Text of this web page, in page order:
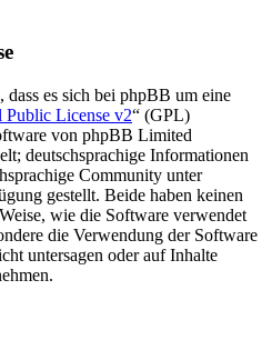
es sich bei phpBB um eine
License v2“ (GPL)
von phpBB Limited
deutschsprachige Informationen
Community unter
gestellt. Beide haben keinen
wie die Software verwendet
die Verwendung der Software
untersagen oder auf Inhalte